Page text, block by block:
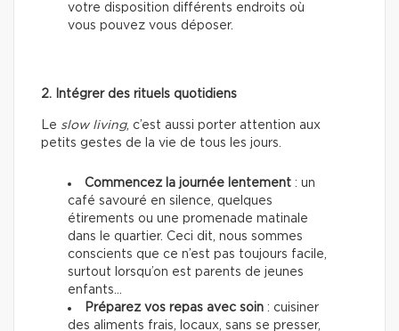
votre disposition différents endroits où
vous pouvez vous déposer.
2. Intégrer des rituels quotidiens
Le slow living, c’est aussi porter attention aux
petits gestes de la vie de tous les jours.
Commencez la journée lentement : un
café savouré en silence, quelques
étirements ou une promenade matinale
dans le quartier. Ceci dit, nous sommes
conscients que ce n’est pas toujours facile,
surtout lorsqu’on est parents de jeunes
enfants…
Préparez vos repas avec soin : cuisiner
des aliments frais, locaux, sans se presser,